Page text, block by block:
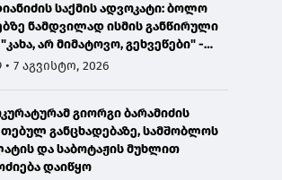
საქმის ადვოკატი: ბოლო
ნამდვილად ისმის განწირული
"კახა, არ მიმატოვო, გეხვეწები" -
დადებას ვაპირებდით
• 7 აგვისტო, 2026
გიორგი ბარამიძის
განცხადებაზე, სამშობლოს
და საბოტაჟის მუხლით
დაიწყო